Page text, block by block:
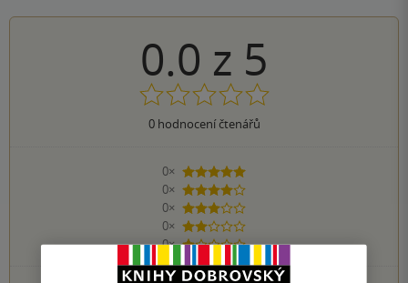
0.0 z 5
0hodnocení čtenářů
0×
5 hvězdiček
0×
4 hvězdičky
0×
3 hvězdičky
0×
2 hvězdičky
0×
1 hvezdička